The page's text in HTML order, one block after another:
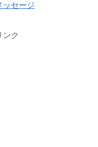
ッセージ
ンク